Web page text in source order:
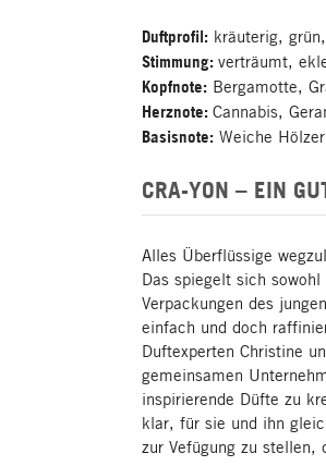
Duftprofil: kräuterig,
Stimmung:verträumt,
Kopfnote: Bergamotte,
Herznote:Cannabis,
Basisnote: Weiche
CRA-YON – EIN
Alles Überflüssige
Das spiegelt sich
Verpackungen des
einfach und doch
Duftexperten Christine
gemeinsamen
inspirierende Düfte zu
klar, für sie und ihn
zur Vefügung zu stellen,